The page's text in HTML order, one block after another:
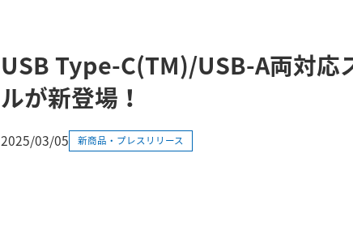
USB Type-C(TM)/USB-A両対応
ルが新登場！
2025/03/05 新商品・プレスリリース